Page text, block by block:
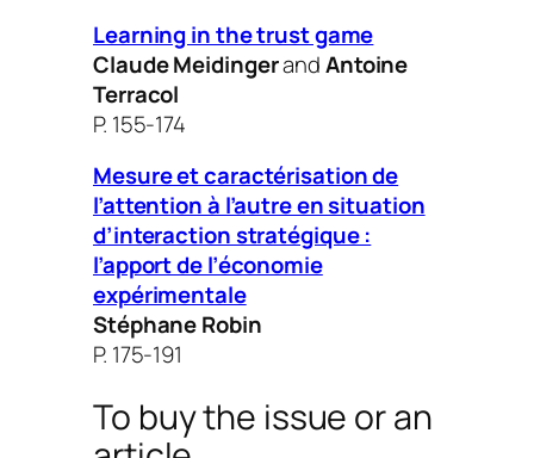
Learning in the trust game
Claude MeidingerandAntoine
Terracol
P. 155-174
Mesure et caractérisation de
l’attention à l’autre en situation
d’interaction stratégique :
l’apport de l’économie
expérimentale
Stéphane Robin
P. 175-191
To buy the issue or an